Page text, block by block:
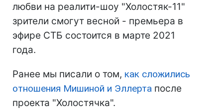
любви на реалити-шоу "Холостяк-11"
зрители смогут весной - премьера в
эфире СТБ состоится в марте 2021
года.
Ранее мы писали о том, как сложились
отношения Мишиной и Эллерта после
проекта "Холостячка".